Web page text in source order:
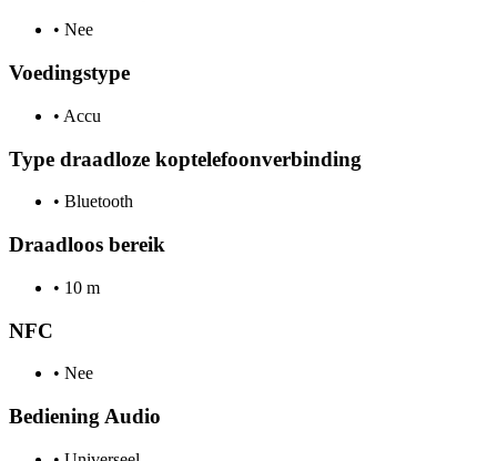
• Nee
Voedingstype
• Accu
Type draadloze koptelefoonverbinding
• Bluetooth
Draadloos bereik
• 10 m
NFC
• Nee
Bediening Audio